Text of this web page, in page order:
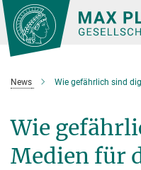
Hauptinhalt
News Wie gefährlich sind
Wie
Medien für